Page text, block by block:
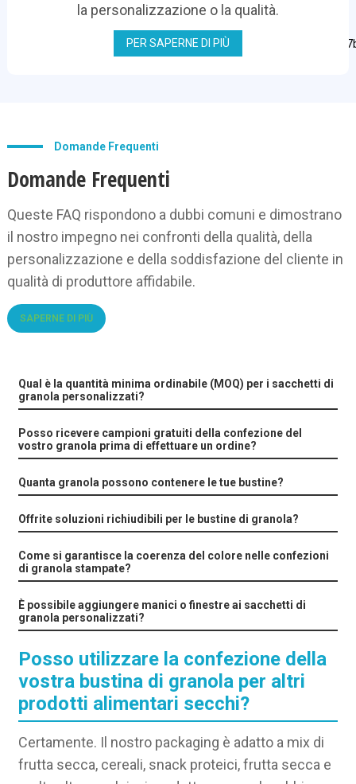
la personalizzazione o la qualità.
PER SAPERNE DI PIÙ
Domande Frequenti
Domande Frequenti
Queste FAQ rispondono a dubbi comuni e dimostrano
il nostro impegno nei confronti della qualità, della
personalizzazione e della soddisfazione del cliente in
qualità di produttore affidabile.
SAPERNE DI PIÙ
Qual è la quantità minima ordinabile (MOQ) per i sacchetti di
granola personalizzati?
Posso ricevere campioni gratuiti della confezione del
vostro granola prima di effettuare un ordine?
Quanta granola possono contenere le tue bustine?
Offrite soluzioni richiudibili per le bustine di granola?
Come si garantisce la coerenza del colore nelle confezioni
di granola stampate?
È possibile aggiungere manici o finestre ai sacchetti di
granola personalizzati?
Posso utilizzare la confezione della
vostra bustina di granola per altri
prodotti alimentari secchi?
Certamente. Il nostro packaging è adatto a mix di
frutta secca, cereali, snack proteici, frutta secca e